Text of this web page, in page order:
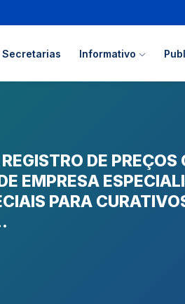
Secretarias Informativo
DE
EMPRESA
PARA